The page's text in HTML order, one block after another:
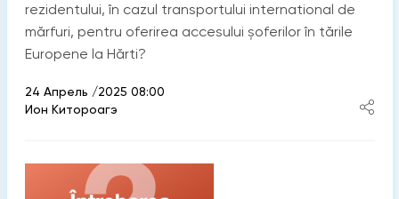
rezidentului, în cazul transportului international de
mărfuri, pentru oferirea accesului șoferilor în tările
Europene la Hărti?
24 Апрель /2025 08:00
Ион Китороагэ